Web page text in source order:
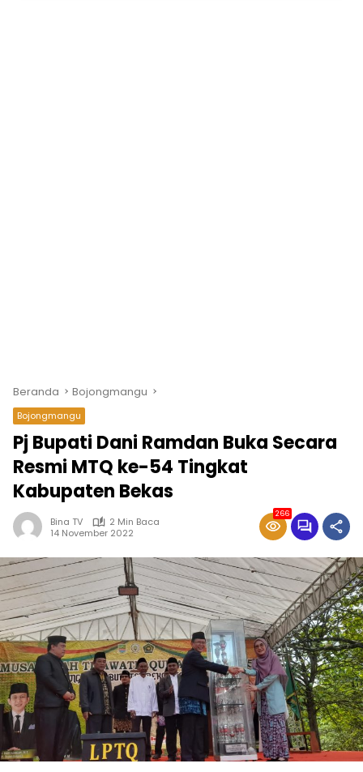
Beranda Bojongmangu
Bojongmangu
Pj Bupati Dani Ramdan Buka Secara
Resmi MTQ ke-54 Tingkat
Kabupaten Bekas
Bina TV
2 Min Baca
14 November 2022
266